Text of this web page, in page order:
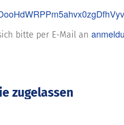
bitte per E-Mail an
zugelassen